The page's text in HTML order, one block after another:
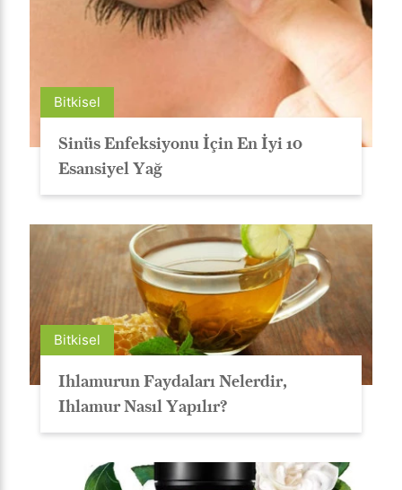
Bitkisel
Sinüs Enfeksiyonu İçin En İyi 10
Esansiyel Yağ
Bitkisel
Ihlamurun Faydaları Nelerdir,
Ihlamur Nasıl Yapılır?